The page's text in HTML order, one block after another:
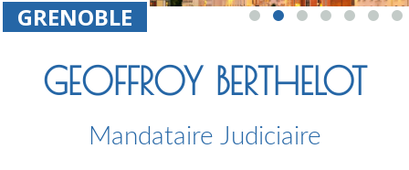
GRENOBLE
GEOFFROY BERTHELOT
Mandataire Judiciaire